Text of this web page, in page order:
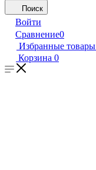
Поиск
Войти
Сравнение0
Избранные товары
Корзина 0